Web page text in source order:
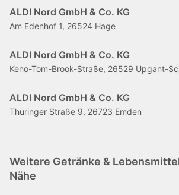
ALDI Nord GmbH & Co. KG
Am Edenhof 1, 26524 Hage
ALDI Nord GmbH & Co. KG
Keno-Tom-Brook-Straße, 26529 Upgant-
ALDI Nord GmbH & Co. KG
Thüringer Straße 9, 26723 Emden
Weitere Getränke &
Nähe